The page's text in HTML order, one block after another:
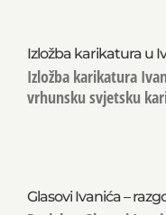
Izložba karikatura u
Izložba karikatura
vrhunsku svjetsku
Glasovi Ivanića –